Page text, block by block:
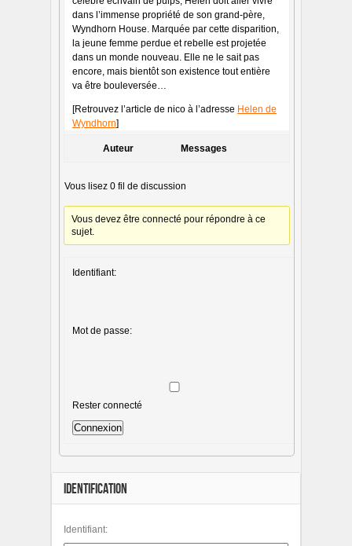
dans l’immense propriété de son grand-père,
Wyndhorn House. Marquée par cette disparition,
la jeune femme perdue et rebelle est projetée
dans un monde nouveau. Elle ne le sait pas
encore, mais bientôt son existence tout entière
va être bouleversée…
[Retrouvez l’article de nico à l’adresse Helen de
Wyndhorn]
Auteur Messages
Vous lisez 0 fil de discussion
Vous devez être connecté pour répondre à ce
sujet.
Identifiant:
Mot de passe:
Rester connecté
Connexion
IDENTIFICATION
Identifiant: